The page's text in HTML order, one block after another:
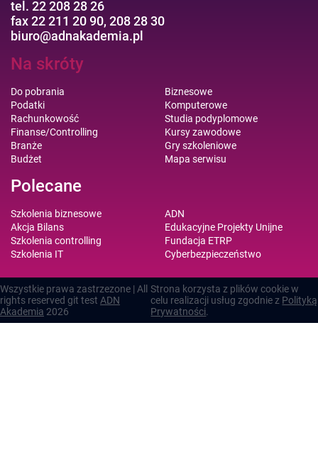
tel. 22 208 28 26
fax 22 211 20 90, 208 28 30
biuro@adnakademia.pl
Na skróty
Do pobrania
Podatki
Rachunkowość
Finanse/Controlling
Branże
Budżet
Biznesowe
Komputerowe
Studia podyplomowe
Kursy zawodowe
Gry szkoleniowe
Mapa serwisu
Polecane
Szkolenia biznesowe
Akcja Bilans
Szkolenia controlling
Szkolenia IT
ADN
Edukacyjne Projekty Unijne
Fundacja ETRP
Cyberbezpieczeństwo
Wszystkie prawa zastrzezone | All
rights reserved git test ADN
Akademia 2026
Strona korzysta z plików cookie w
celu realizacji usług zgodnie z Polityką
Prywatności.